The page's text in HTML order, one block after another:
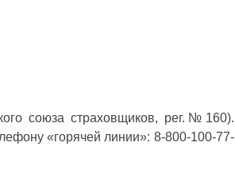
союза страховщиков, рег.№160).
«горячей линии»: 8-800-100-77-